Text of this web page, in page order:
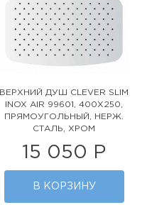
ВЕРХНИЙ ДУШ CLEVER SLIM
INOX AIR 99601, 400Х250,
ПРЯМОУГОЛЬНЫЙ, НЕРЖ.
СТАЛЬ, ХРОМ
15 050 Р
В КОРЗИНУ